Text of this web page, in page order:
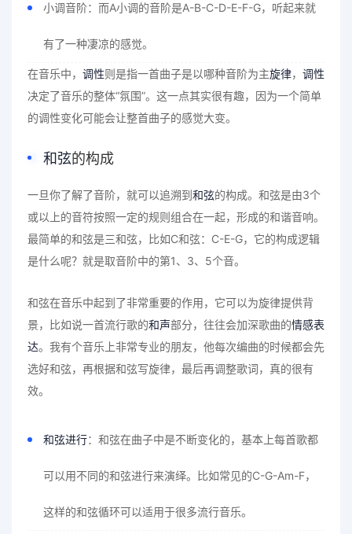
小调音阶：而A小调的音阶是A-B-C-D-E-F-G，听起来就
有了一种凄凉的感觉。
在音乐中， 调性则是指一首曲子是以哪种音阶为主旋律， 调性
决定了音乐的整体“氛围”。这一点其实很有趣，因为一个简单
的调性变化可能会让整首曲子的感觉大变。
和弦的构成
一旦你了解了音阶，就可以追溯到和弦的构成。和弦是由3个
或以上的音符按照一定的规则组合在一起，形成的和谐音响。
最简单的和弦是三和弦，比如C和弦：C-E-G，它的构成逻辑
是什么呢？就是取音阶中的第1、3、5个音。
和弦在音乐中起到了非常重要的作用，它可以为旋律提供背
景，比如说一首流行歌的和声部分，往往会加深歌曲的情感表
达。我有个音乐上非常专业的朋友，他每次编曲的时候都会先
选好和弦，再根据和弦写旋律，最后再调整歌词，真的很有
效。
和弦进行：和弦在曲子中是不断变化的，基本上每首歌都
可以用不同的和弦进行来演绎。比如常见的C-G-Am-F，
这样的和弦循环可以适用于很多流行音乐。